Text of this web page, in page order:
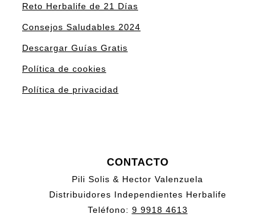
Reto Herbalife de 21 Días
Consejos Saludables 2024
Descargar Guías Gratis
Política de cookies
Política de privacidad
CONTACTO
Pili Solis & Hector Valenzuela
Distribuidores Independientes Herbalife
Teléfono: 9 9918 4613